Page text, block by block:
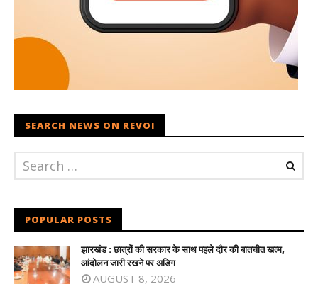
SEARCH NEWS ON REVOI
POPULAR POSTS
झारखंड : छात्रों की सरकार के साथ पहले दौर की बातचीत खत्म,
आंदोलन जारी रखने पर अडिग
AUGUST 8, 2026